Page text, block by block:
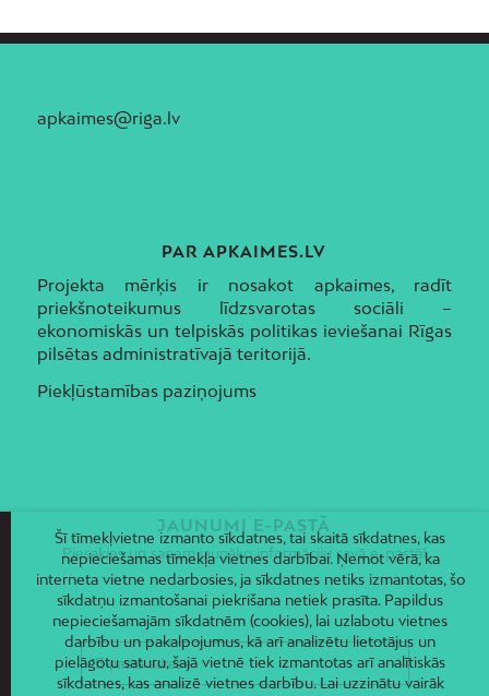
apkaimes@riga.lv
PAR APKAIMES.LV
Projekta mērķis ir nosakot apkaimes, radīt
priekšnoteikumus līdzsvarotas sociāli –
ekonomiskās un telpiskās politikas ieviešanai Rīgas
pilsētas administratīvajā teritorijā.
Piekļūstamības paziņojums
JAUNUMI E-PASTĀ
Piesakies un saņem jaunāko informāciju savā e-pastā!
Šī tīmekļvietne izmanto sīkdatnes, tai skaitā sīkdatnes, kas
nepieciešamas tīmekļa vietnes darbībai. Ņemot vērā, ka
interneta vietne nedarbosies, ja sīkdatnes netiks izmantotas, šo
sīkdatņu izmantošanai piekrišana netiek prasīta. Papildus
nepieciešamajām sīkdatnēm (cookies), lai uzlabotu vietnes
darbību un pakalpojumus, kā arī analizētu lietotājus un
pielāgotu saturu, šajā vietnē tiek izmantotas arī analītiskās
sīkdatnes, kas analizē vietnes darbību. Lai uzzinātu vairāk